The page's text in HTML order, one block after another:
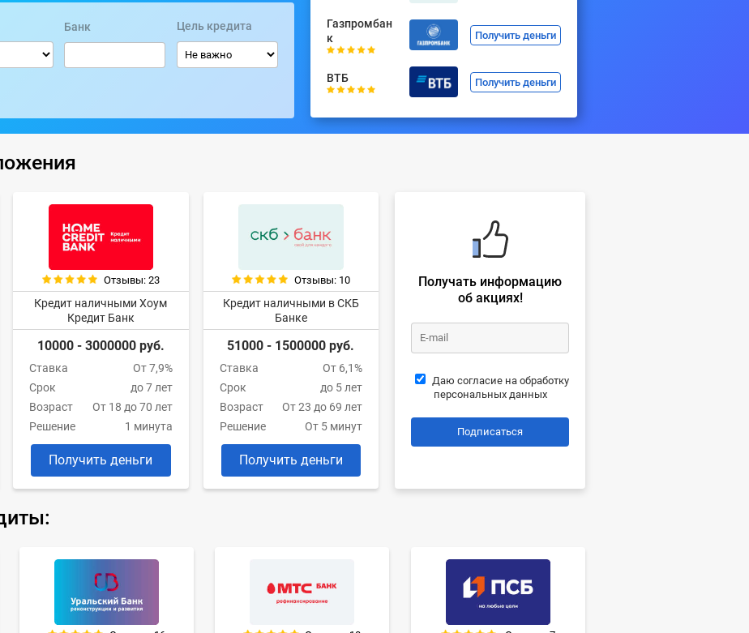
Банк Цель кредита
Газпромбан
к
Получить деньги
ВТБ Получить деньги
Отзывы: 23
Кредит наличными Хоум
Кредит Банк
10000 - 3000000 руб.
Ставка
От 7,9%
Срок
до 7 лет
Возраст
От 18 до 70 лет
Решение
1 минута
Получить деньги
Отзывы: 10
Кредит наличными в СКБ
Банке
51000 - 1500000 руб.
Ставка
От 6,1%
Срок
до 5 лет
Возраст
От 23 до 69 лет
Решение
От 5 минут
Получить деньги
Получать информацию
об акциях!
Даю согласие на обработку
персональных данных
Подписаться